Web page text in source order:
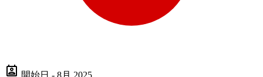
開始日 - 8月 2025